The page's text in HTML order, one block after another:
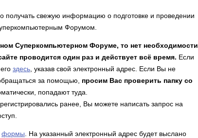
получать свежую информацию о подготовке и проведении
Форумом.
Суперкомпьютерном Форуме, то нет необходимости
проводится один раз и действует всё время. Если
здесь , указав свой электронный адрес. Если Вы не
за помощью, просим Вас проверить папку со
попадают туда.
ранее, Вы можете написать запрос на
формы . На указанный электронный адрес будет выслано